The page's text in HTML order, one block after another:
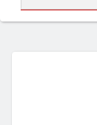
Сначала
затем
функции
защита